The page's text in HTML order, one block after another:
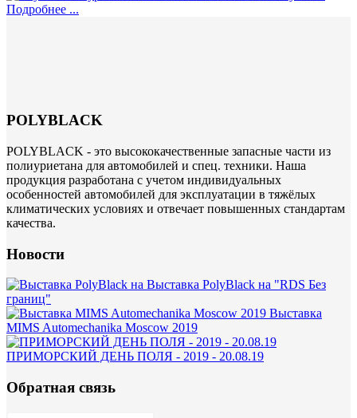
Подробнее ...
POLYBLACK
POLYBLACK - это высококачественные запасные части из
полиуриетана для автомобилей и спец. техники. Наша
продукция разработана с учетом индивидуальных
особенностей автомобилей для эксплуатации в тяжёлых
климатических условиях и отвечает повышенных стандартам
качества.
Новости
Выставка PolyBlack на "RDS Без
границ"
Выставка
MIMS Automechanika Moscow 2019
ПРИМОРСКИЙ ДЕНЬ ПОЛЯ - 2019 - 20.08.19
Обратная связь